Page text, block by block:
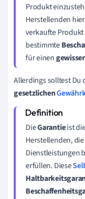
Produkt
Herstellenden
verkaufte
bestimmte
für einen
Allerdings solltest Du
gesetzlichen
DieGarantieist
Herstellenden,
Dienstleistungen
erfüllen. Diese